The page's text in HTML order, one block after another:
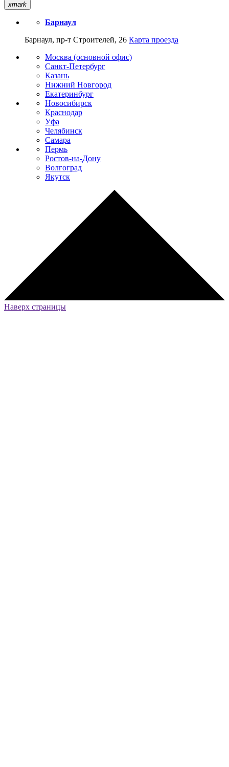
xmark
Барнаул
Барнаул, пр-т Строителей, 26 Карта проезда
Москва (основной офис)
Санкт-Петербург
Казань
Нижний Новгород
Екатеринбург
Новосибирск
Краснодар
Уфа
Челябинск
Самара
Пермь
Ростов-на-Дону
Волгоград
Якутск
Наверх страницы